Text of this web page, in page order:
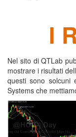
I
Nel sito di QTLab
mostrare i risultati
questi sono solcuni
Systems che